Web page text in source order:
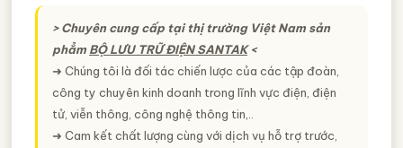
> Chuyên cung cấp tại thị trường Việt Nam sản
phẳm BỘ LƯU TRỮ ĐIỆN SANTAK<
➜ Chúng tôi là đối tác chiến lược của các tập đoàn,
công ty chuyên kinh doanh trong lĩnh vực điện, điện
tử, viễn thông, công nghệ thông tin,..
➜ Cam kết chất lượng cùng với dịch vụ hỗ trợ trước,